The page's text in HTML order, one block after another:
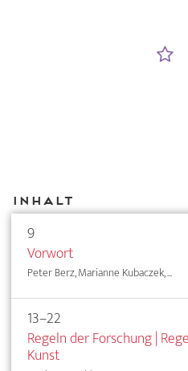
Inhalt
9
Vorwort
Peter Berz, Marianne Kubaczek, ...
13–22
Regeln der Forschung |
Kunst